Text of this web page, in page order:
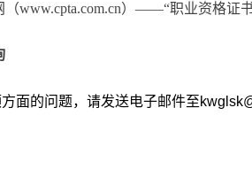
（www.cpta.com.cn）——“职业资格证
面的问题，请发送电子邮件至